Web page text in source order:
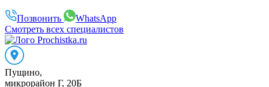
Позвонить
WhatsApp
Смотреть всех специалистов
Пущино,
микрорайон Г, 20Б